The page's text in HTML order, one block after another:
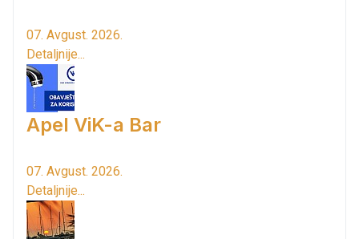
07. Avgust. 2026.
Detaljnije...
Apel ViK-a Bar
07. Avgust. 2026.
Detaljnije...